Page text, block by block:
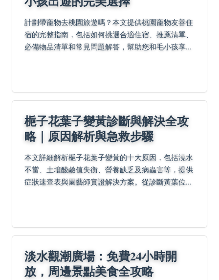
計劃帶寵物去桃園旅遊嗎？本文提供桃園寵物友善住
宿的完整指南，包括如何挑選合適住宿、推薦清單、
必備物品清單和常見問題解答，幫助您和毛小孩享受
梔子花葉子變黃診斷與解決全攻
略｜原因解析與急救步驟
本文詳細解析梔子花葉子變黃的十大原因，包括澆水
不當、土壤酸鹼值失衡、營養缺乏及病蟲害等，提供
症狀速查表與園藝師實證解決方案。從診斷黃葉位置
淡水觀潮廣場：免費24小時開
放，周邊景點美食全攻略